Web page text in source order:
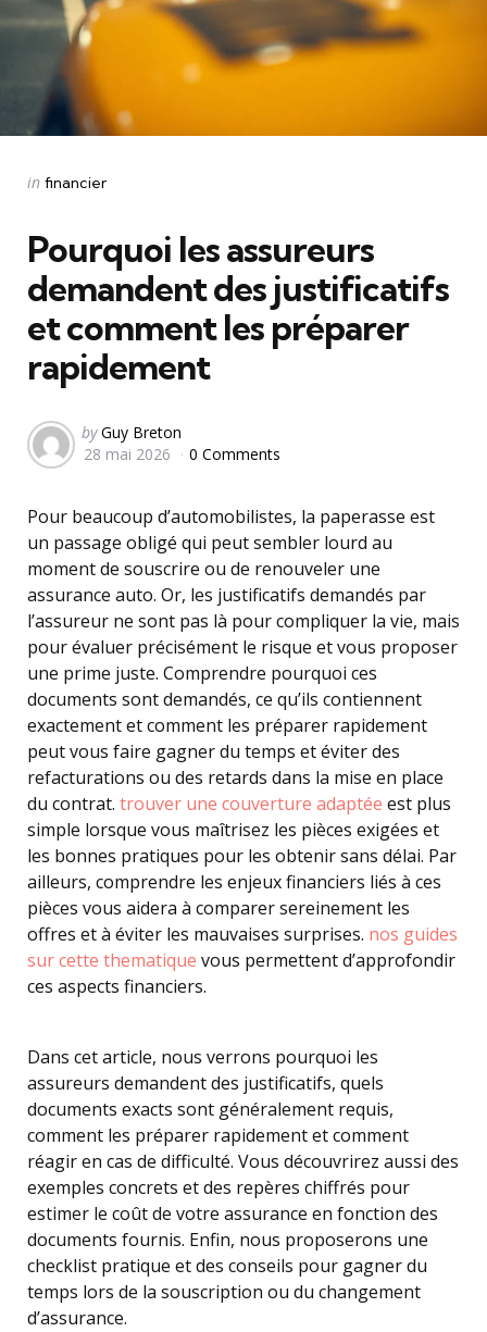
Categories
Posted
in financier
Pourquoi les assureurs
demandent des justificatifs
et comment les préparer
rapidement
Posted
by
by Guy Breton
28 mai 2026
0 Comments
Pour beaucoup d’automobilistes, la paperasse est
un passage obligé qui peut sembler lourd au
moment de souscrire ou de renouveler une
assurance auto. Or, les justificatifs demandés par
l’assureur ne sont pas là pour compliquer la vie, mais
pour évaluer précisément le risque et vous proposer
une prime juste. Comprendre pourquoi ces
documents sont demandés, ce qu’ils contiennent
exactement et comment les préparer rapidement
peut vous faire gagner du temps et éviter des
refacturations ou des retards dans la mise en place
du contrat. trouver une couverture adaptée est plus
simple lorsque vous maîtrisez les pièces exigées et
les bonnes pratiques pour les obtenir sans délai. Par
ailleurs, comprendre les enjeux financiers liés à ces
pièces vous aidera à comparer sereinement les
offres et à éviter les mauvaises surprises. nos guides
sur cette thematique vous permettent d’approfondir
ces aspects financiers.
Dans cet article, nous verrons pourquoi les
assureurs demandent des justificatifs, quels
documents exacts sont généralement requis,
comment les préparer rapidement et comment
réagir en cas de difficulté. Vous découvrirez aussi des
exemples concrets et des repères chiffrés pour
estimer le coût de votre assurance en fonction des
documents fournis. Enfin, nous proposerons une
checklist pratique et des conseils pour gagner du
temps lors de la souscription ou du changement
d’assurance.